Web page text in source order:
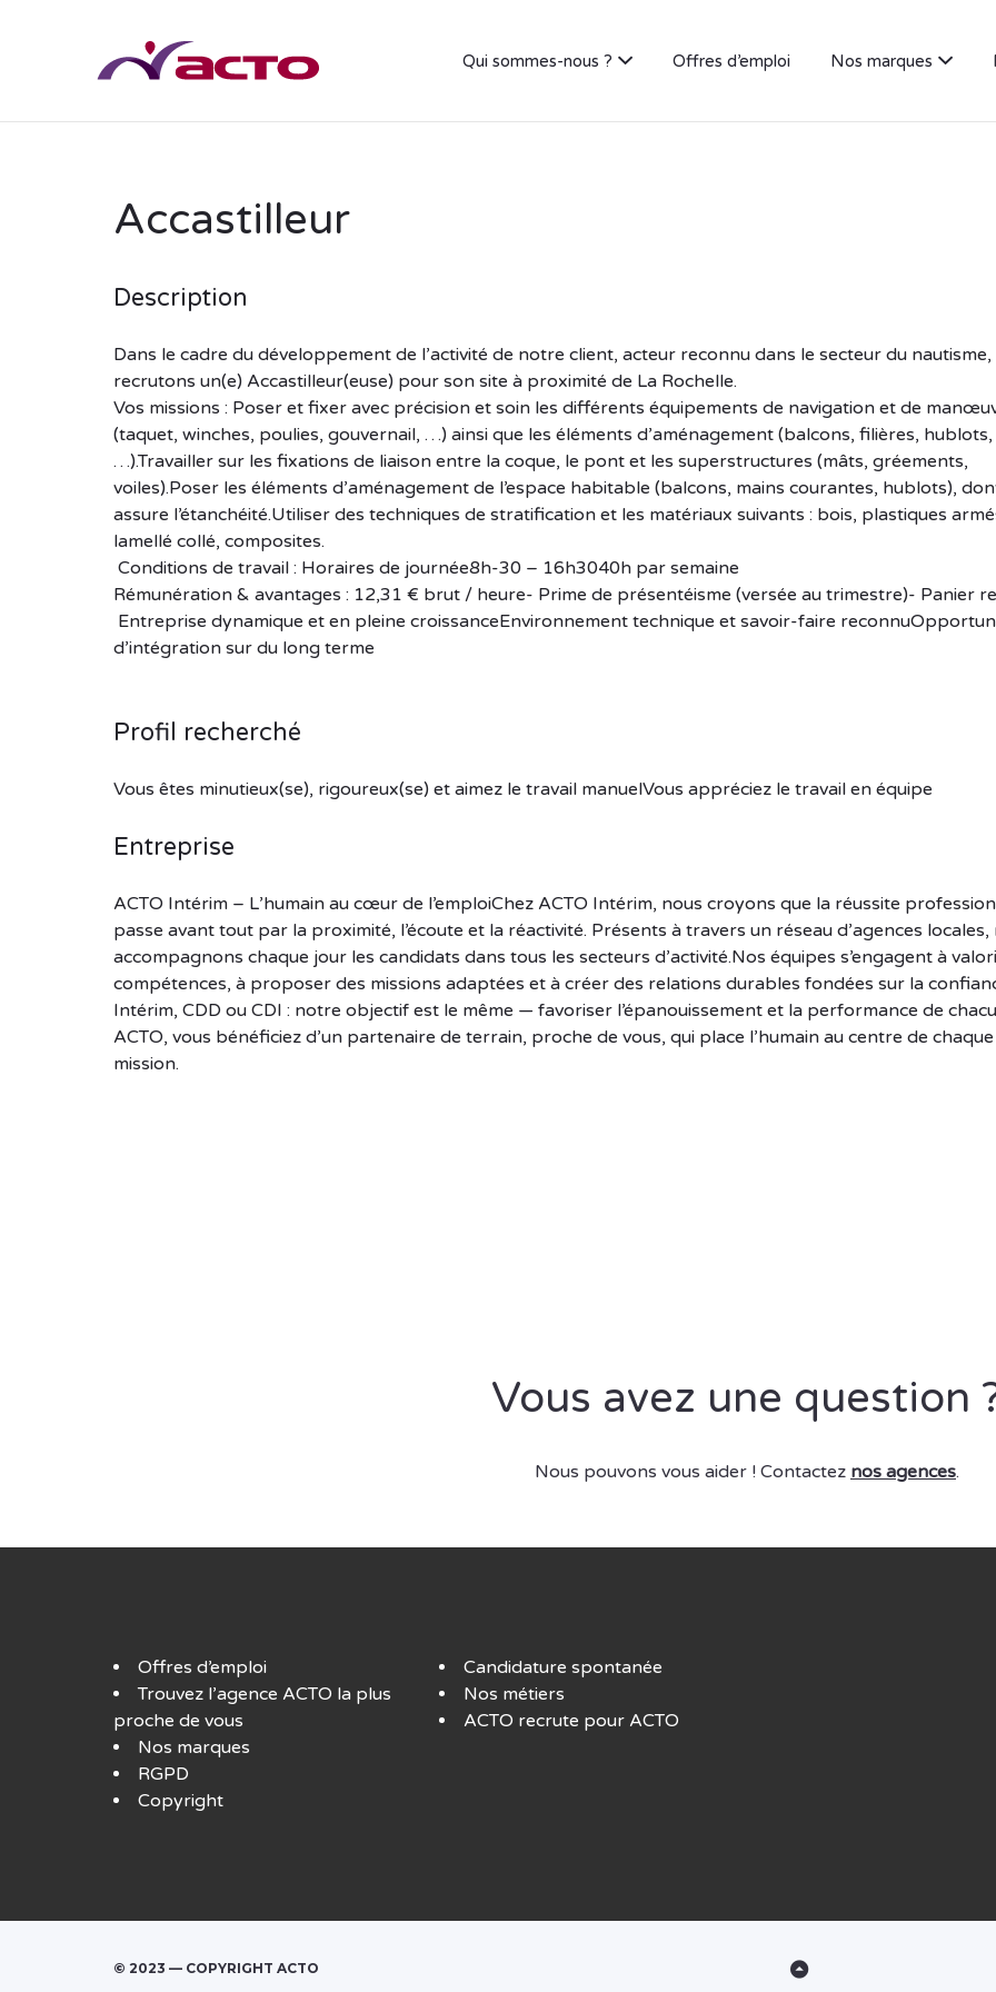
Qui sommes-nous ? Offres d’emploi Nos marques
Accastilleur
Description
Dans le cadre du développement de l’activité de notre client, acteur reconnu dans le secteur du nautisme,
recrutons un(e) Accastilleur(euse) pour son site à proximité de La Rochelle.
Vos missions : Poser et fixer avec précision et soin les différents équipements de navigation et de
(taquet, winches, poulies, gouvernail, …) ainsi que les éléments d’aménagement (balcons, filières, hublots,
…).Travailler sur les fixations de liaison entre la coque, le pont et les superstructures (mâts, gréements,
voiles).Poser les éléments d’aménagement de l’espace habitable (balcons, mains courantes, hublots),
assure l’étanchéité.Utiliser des techniques de stratification et les matériaux suivants : bois, plastiques
lamellé collé, composites.
Conditions de travail : Horaires de journée8h-30 – 16h3040h par semaine
Rémunération & avantages : 12,31 € brut / heure- Prime de présentéisme (versée au trimestre)- Panier
Entreprise dynamique et en pleine croissanceEnvironnement technique et savoir-faire
d’intégration sur du long terme
Profil recherché
Vous êtes minutieux(se), rigoureux(se) et aimez le travail manuelVous appréciez le travail en équipe
Entreprise
ACTO Intérim – L’humain au cœur de l’emploiChez ACTO Intérim, nous croyons que la réussite
passe avant tout par la proximité, l’écoute et la réactivité. Présents à travers un réseau d’agences locales,
accompagnons chaque jour les candidats dans tous les secteurs d’activité.Nos équipes s’engagent à
compétences, à proposer des missions adaptées et à créer des relations durables fondées sur la
Intérim, CDD ou CDI : notre objectif est le même — favoriser l’épanouissement et la performance de
ACTO, vous bénéficiez d’un partenaire de terrain, proche de vous, qui place l’humain au centre de chaque
mission.
Vous avez une question
Nous pouvons vous aider ! Contactez nos agences.
Offres d’emploi
Trouvez l’agence ACTO la plus
proche de vous
Nos marques
RGPD
Copyright
Candidature spontanée
Nos métiers
ACTO recrute pour ACTO
© 2023 — COPYRIGHT ACTO
Back